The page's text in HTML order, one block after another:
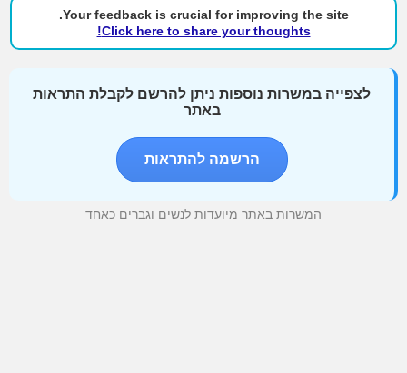
Your feedback is crucial for improving the site.
Click here to share your thoughts!
לצפייה במשרות נוספות ניתן להרשם לקבלת התראות
באתר
הרשמה להתראות
המשרות באתר מיועדות לנשים וגברים כאחד